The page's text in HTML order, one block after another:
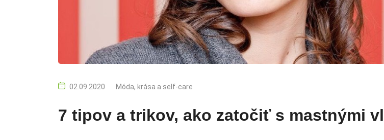
02.09.2020 Móda, krása a self-care
7 tipov a trikov, ako zatočiť s mastnými